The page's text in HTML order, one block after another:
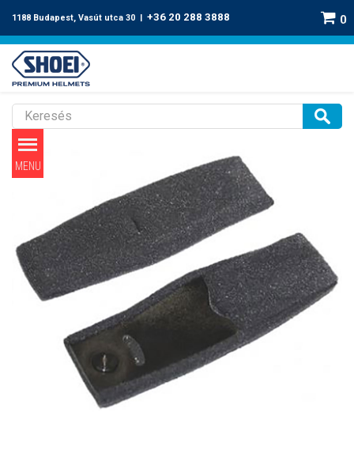
1188 Budapest, Vasút utca 30 | +36 20 288 3888 0